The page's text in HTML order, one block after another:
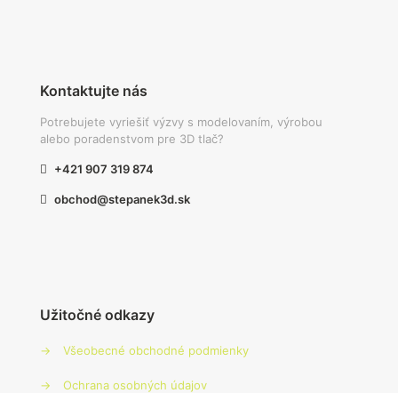
Kontaktujte nás
Potrebujete vyriešiť výzvy s modelovaním, výrobou
alebo poradenstvom pre 3D tlač?
+421 907 319 874
obchod@stepanek3d.sk
Užitočné odkazy
→ Všeobecné obchodné podmienky
→ Ochrana osobných údajov